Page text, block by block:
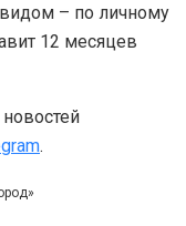
– по личному
12 месяцев
.